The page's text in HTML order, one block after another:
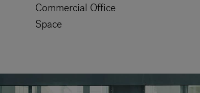
Commercial Office
Space